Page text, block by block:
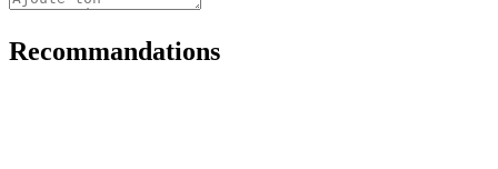
Recommandations